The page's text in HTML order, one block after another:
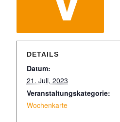
DETAILS
Datum:
21. Juli, 2023
Veranstaltungskategorie:
Wochenkarte